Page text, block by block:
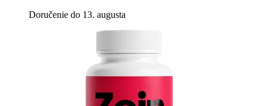
Doručenie do 13. augusta